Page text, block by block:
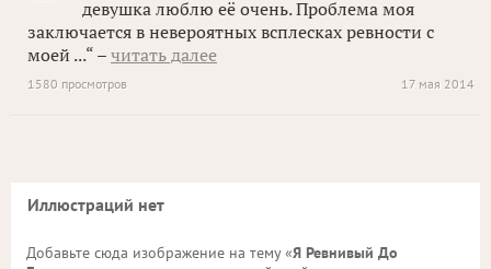
девушка люблю её очень. Проблема моя
заключается в невероятных всплесках ревности с
моей ...“ – читать далее
17 мая 2014
1580 просмотров
Иллюстраций нет
Добавьте сюда изображение на тему «Я Ревнивый До